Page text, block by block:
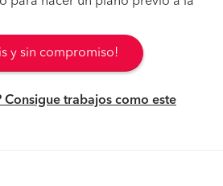
y sin compromiso!
Consigue trabajos como este